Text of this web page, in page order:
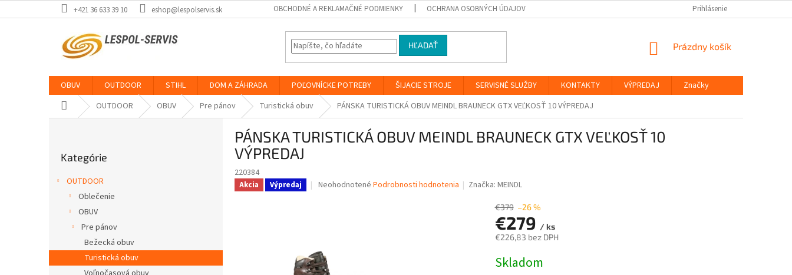
na
+421 36 633 39 10 eshop@lespolservis.sk OBCHODNÉ A REKLAMAČNÉ PODMIENKY OCHRANA OSOBNÝCH ÚDAJOV Prihlásenie
HĽADAŤ
NÁKUPNÝ
Prázdny košík
OBUV OUTDOOR STIHL DOM A ZÁHRADA POĽOVNÍCKE POTREBY ŠIJACIE STROJE SERVISNÉ SLUŽBY KONTAKTY VÝPREDAJ
Značky
Domov OUTDOOR OBUV Pre pánov Turistická obuv PÁNSKA TURISTICKÁ OBUV MEINDL BRAUNECK GTX VEĽKOSŤ 10 VÝPREDAJ
kategórie
Kategórie
OUTDOOR
Oblečenie
OBUV
Pre pánov
Bežecká obuv
Turistická obuv
PÁNSKA TURISTICKÁ OBUV MEINDL BRAUNECK GTX VEĽKOSŤ 10
VÝPREDAJ
220384
Akcia Výpredaj
Priemerné
5
hviezdičiek.
Neohodnotené Podrobnosti hodnotenia Značka:MEINDL
€379 –26 %
€279 / ks
€226,83 bez DPH
cena:
Skladom